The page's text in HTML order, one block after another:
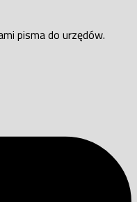
pisma do urzędów.